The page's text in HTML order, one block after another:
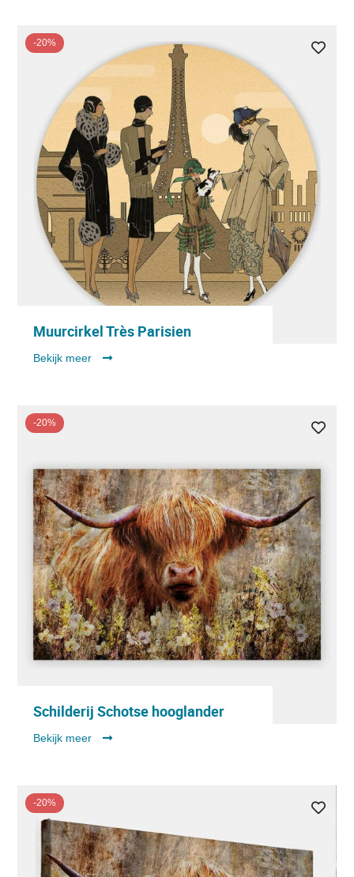
-20%
Muurcirkel Très Parisien
Bekijk meer
-20%
Schilderij Schotse hooglander
Bekijk meer
-20%